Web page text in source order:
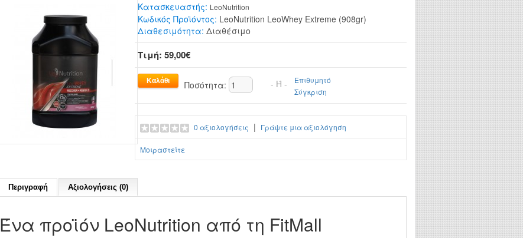
Κατασκευαστής: LeoNutrition
Κωδικός Προϊόντος: LeoNutrition LeoWhey Extreme (908gr)
Διαθεσιμότητα: Διαθέσιμο
Τιμή: 59,00€
Ποσότητα: - Ή -
Επιθυμητό
Σύγκριση
0 αξιολογήσεις | Γράψτε μια αξιολόγηση
Μοιραστείτε
Περιγραφή Αξιολογήσεις (0)
Ένα προϊόν LeoNutrition από τη FitMall